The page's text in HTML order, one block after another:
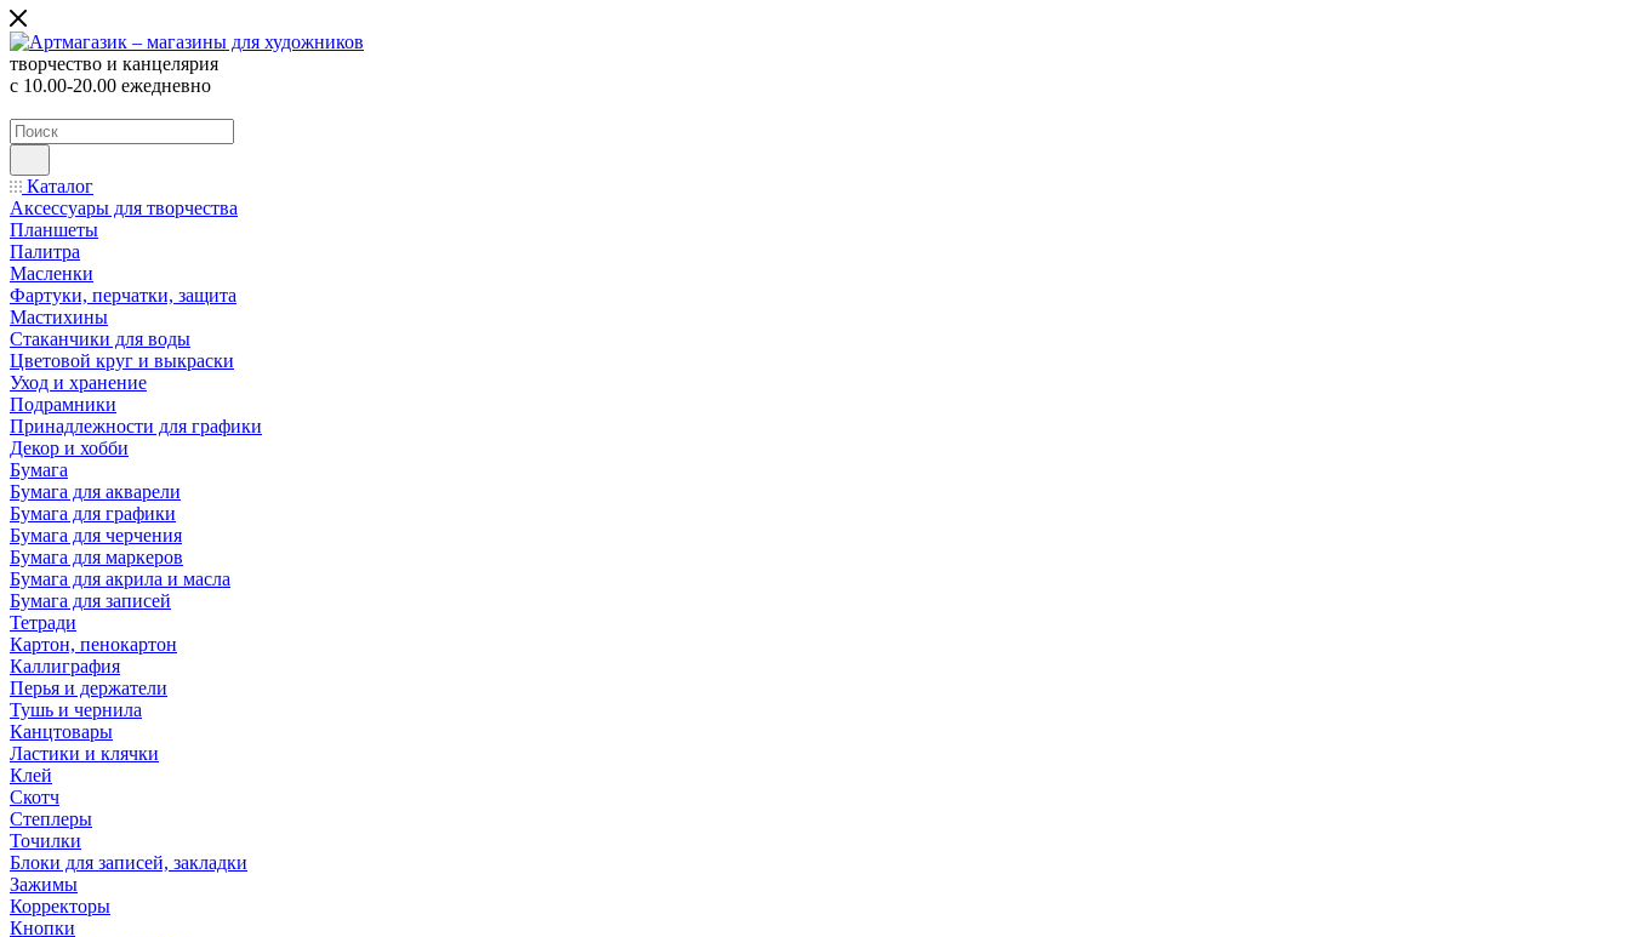
творчество и канцелярия
с 10.00-20.00 ежедневно
Каталог
Аксессуары для творчества
Планшеты
Палитра
Масленки
Фартуки, перчатки, защита
Мастихины
Стаканчики для воды
Цветовой круг и выкраски
Уход и хранение
Подрамники
Принадлежности для графики
Декор и хобби
Бумага
Бумага для акварели
Бумага для графики
Бумага для черчения
Бумага для маркеров
Бумага для акрила и масла
Бумага для записей
Тетради
Картон, пенокартон
Каллиграфия
Перья и держатели
Тушь и чернила
Канцтовары
Ластики и клячки
Клей
Скотч
Степлеры
Точилки
Блоки для записей, закладки
Зажимы
Корректоры
Кнопки